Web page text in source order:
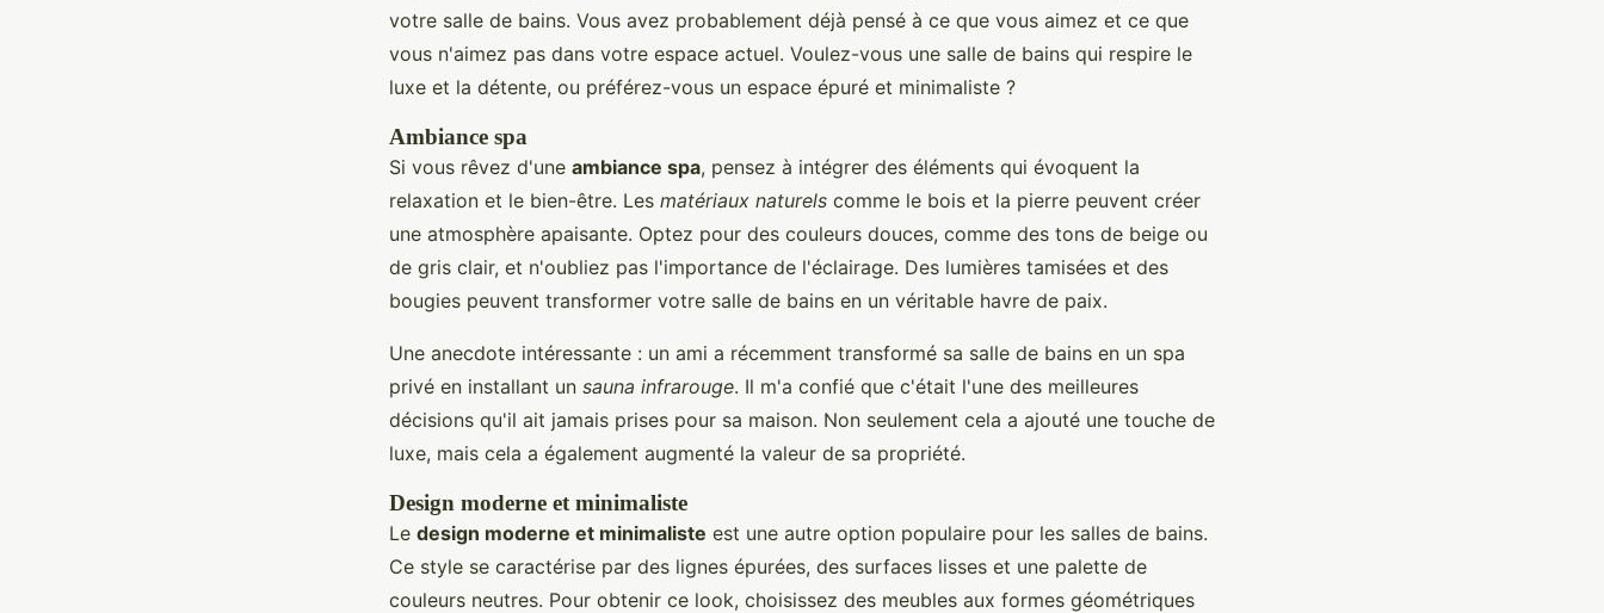
votre salle de bains. Vous avez probablement déjà pensé à ce que vous aimez et ce que
vous n'aimez pas dans votre espace actuel. Voulez-vous une salle de bains qui respire le
luxe et la détente, ou préférez-vous un espace épuré et minimaliste ?
Ambiance spa
Si vous rêvez d'une ambiance spa, pensez à intégrer des éléments qui évoquent la
relaxation et le bien-être. Les matériaux naturels comme le bois et la pierre peuvent créer
une atmosphère apaisante. Optez pour des couleurs douces, comme des tons de beige ou
de gris clair, et n'oubliez pas l'importance de l'éclairage. Des lumières tamisées et des
bougies peuvent transformer votre salle de bains en un véritable havre de paix.
Une anecdote intéressante : un ami a récemment transformé sa salle de bains en un spa
privé en installant un sauna infrarouge. Il m'a confié que c'était l'une des meilleures
décisions qu'il ait jamais prises pour sa maison. Non seulement cela a ajouté une touche de
luxe, mais cela a également augmenté la valeur de sa propriété.
Design moderne et minimaliste
Le design moderne et minimaliste est une autre option populaire pour les salles de bains.
Ce style se caractérise par des lignes épurées, des surfaces lisses et une palette de
couleurs neutres. Pour obtenir ce look, choisissez des meubles aux formes géométriques